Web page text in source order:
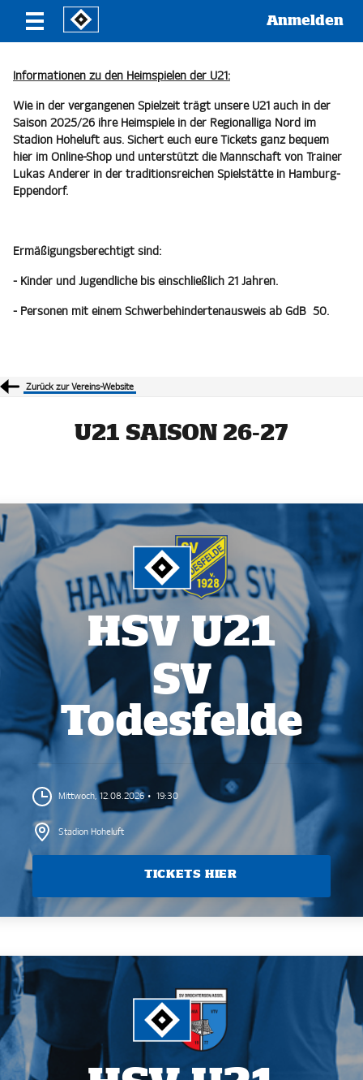
Anmelden
Informationen zu den Heimspielen der U21:
Wie in der vergangenen Spielzeit trägt unsere U21 auch in der
Saison 2025/26 ihre Heimspiele in der Regionalliga Nord im
Stadion Hoheluft aus. Sichert euch eure Tickets ganz bequem
hier im Online-Shop und unterstützt die Mannschaft von Trainer
Lukas Anderer in der traditionsreichen Spielstätte in Hamburg-
Eppendorf.
Ermäßigungsberechtigt sind:
- Kinder und Jugendliche bis einschließlich 21 Jahren.
- Personen mit einem Schwerbehindertenausweis ab GdB 50.
Zurück zur Vereins-Website
U21 SAISON 26-27
U21 SAISON 26-27 HSV U21 HEIMSPIEL 2
HSV U21
SV
Todesfelde
Mittwoch, 12.08.2026 19:30
Stadion Hoheluft
TICKETS AB 10,00 EUR
U21 SAISON 26-27 HSV U21 HEIMSPIEL 3